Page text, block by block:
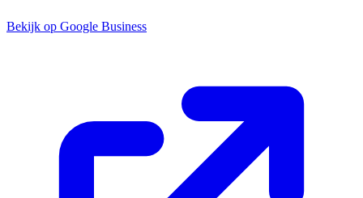
Bekijk op Google Business